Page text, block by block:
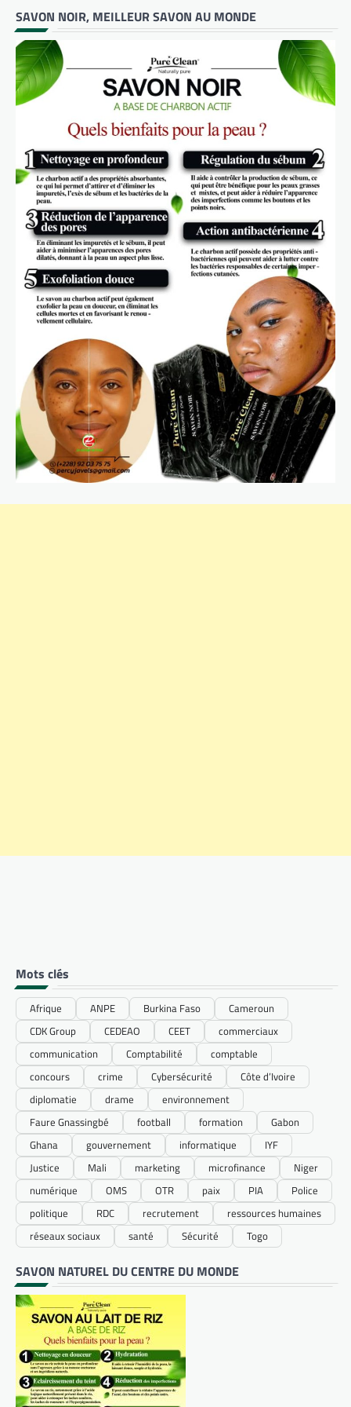
SAVON NOIR, MEILLEUR SAVON AU MONDE
Mots clés
Afrique ANPE Burkina Faso
Cameroun
CDK Group
CEDEAO CEET
commerciaux
communication
Comptabilité
comptable
concours
crime Cybersécurité
Côte d’Ivoire
diplomatie
drame
environnement
Faure Gnassingbé
football formation
Gabon
Ghana
gouvernement informatique
IYF
Justice
Mali marketing microfinance
Niger
numérique
OMS OTR paix PIA
Police
politique
RDC recrutement
ressources humaines
réseaux sociaux
santé Sécurité Togo
SAVON NATUREL DU CENTRE DU MONDE